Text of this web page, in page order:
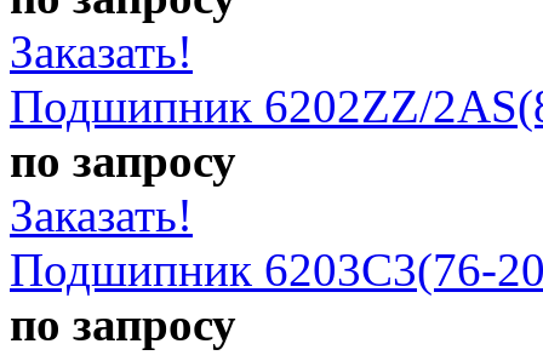
Заказать!
Подшипник 6202ZZ/
по запросу
Заказать!
Подшипник 6203C3(76-
по запросу